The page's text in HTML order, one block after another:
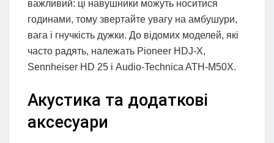
важливий: ці навушники можуть носитися
годинами, тому звертайте увагу на амбушури,
вага і гнучкість дужки. До відомих моделей, які
часто радять, належать Pioneer HDJ-X,
Sennheiser HD 25 і Audio-Technica ATH-M50X.
Акустика та додаткові
аксесуари